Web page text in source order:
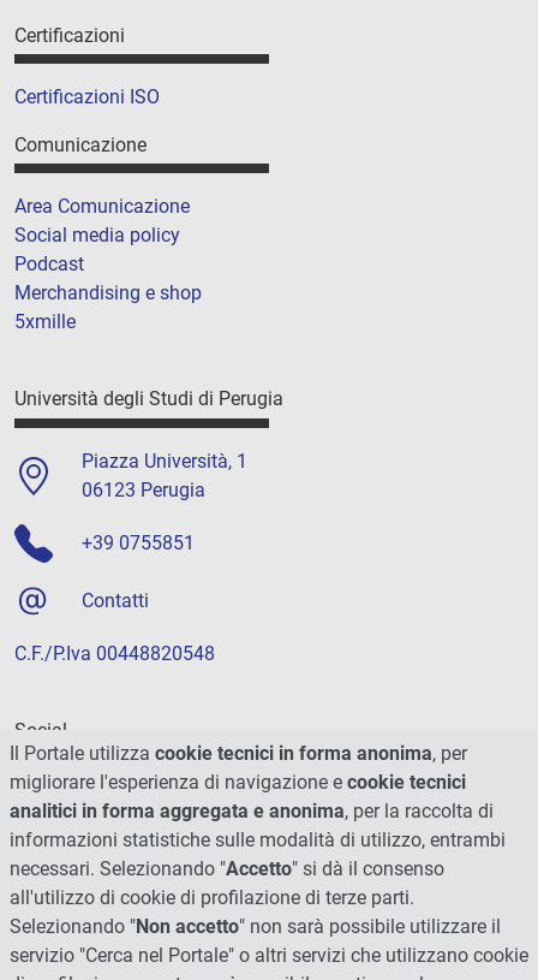
Certificazioni
Certificazioni ISO
Comunicazione
Area Comunicazione
Social media policy
Podcast
Merchandising e shop
5xmille
Università degli Studi di Perugia
Piazza Università, 1
06123 Perugia
+39 0755851
Contatti
C.F./P.Iva 00448820548
Social
Il Portale utilizza cookie tecnici in forma anonima, per
migliorare l'esperienza di navigazione e cookie tecnici
analitici in forma aggregata e anonima, per la raccolta di
informazioni statistiche sulle modalità di utilizzo, entrambi
necessari. Selezionando "Accetto" si dà il consenso
all'utilizzo di cookie di profilazione di terze parti.
Selezionando "Non accetto" non sarà possibile utilizzare il
servizio "Cerca nel Portale" o altri servizi che utilizzano cookie